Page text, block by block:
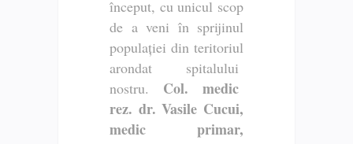
început, cu unicul scop
de a veni în sprijinul
populației din teritoriul
arondat spitalului
nostru. Col. medic
rez. dr. Vasile Cucui,
medic primar,